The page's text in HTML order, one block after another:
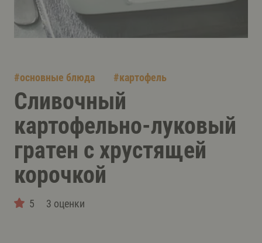
#основные блюда #картофель
Сливочный
картофельно-луковый
гратен с хрустящей
корочкой
5 3 оценки